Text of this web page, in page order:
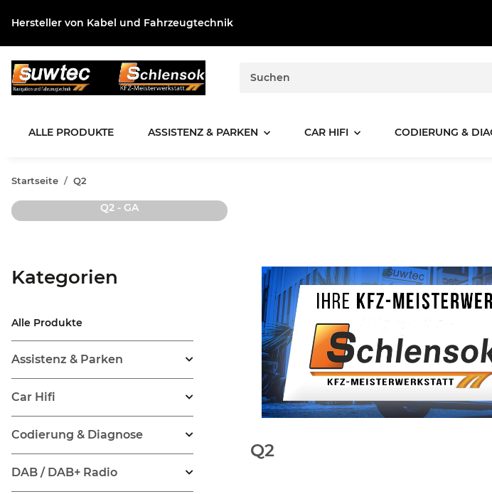
Hersteller von Kabel und Fahrzeugtechnik
ALLE PRODUKTE ASSISTENZ & PARKEN CAR HIFI CODIERUNG &
Startseite Q2
Q2 - GA
Q2
Kategorien
Alle Produkte
Assistenz & Parken
Car Hifi
Codierung & Diagnose
DAB / DAB+ Radio